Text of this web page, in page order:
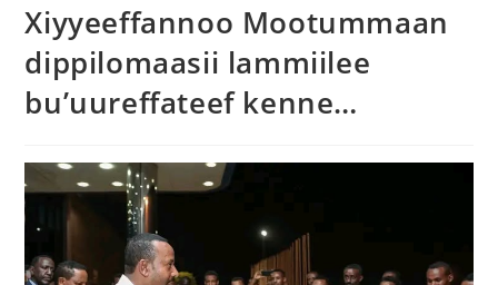
Xiyyeeffannoo Mootummaan
dippilomaasii lammiilee
bu’uureffateef kenne…